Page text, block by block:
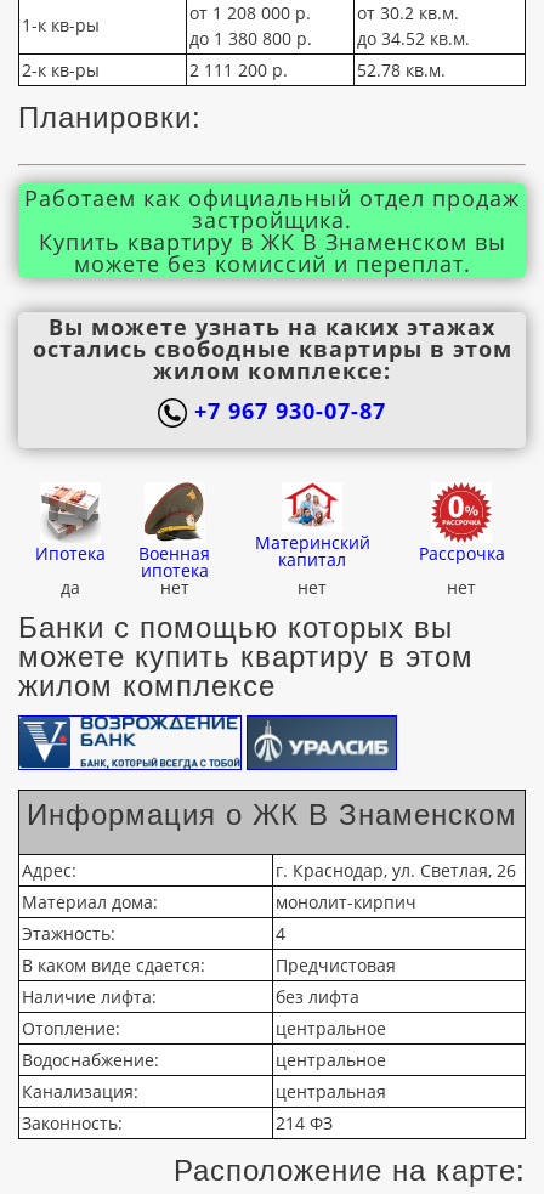
1-к кв-ры
от 1 208 000 р.
до 1 380 800 р.
от 30.2 кв.м.
до 34.52 кв.м.
2-к кв-ры
2 111 200 р. 52.78 кв.м.
Планировки:
Работаем как официальный отдел продаж
застройщика.
Купить квартиру в ЖК В Знаменском вы
можете без комиссий и переплат.
Вы можете узнать на каких этажах
остались свободные квартиры в этом
жилом комплексе:
+7 967 930-07-87
Ипотека Военная
ипотека
Материнский
капитал
Рассрочка
да
нет нет нет
Банки с помощью которых вы
можете купить квартиру в этом
жилом комплексе
Информация о ЖК В Знаменском
Адрес:
г. Краснодар, ул. Светлая, 26
Материал дома:
монолит-кирпич
Этажность:
4
В каком виде сдается:
Предчистовая
Наличие лифта:
без лифта
Отопление:
центральное
Водоснабжение:
центральное
Канализация:
центральная
Законность:
214 ФЗ
Расположение на карте: